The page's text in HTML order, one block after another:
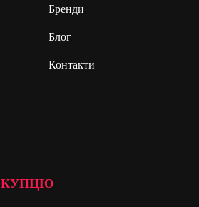
Бренди
Блог
Контакти